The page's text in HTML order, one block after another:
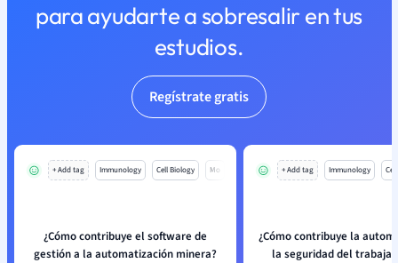
para ayudarte a sobresalir en tus
estudios.
Regístrate gratis
+ Add tag Immunology Cell Biology Mo
¿Cómo contribuye el software de
gestión a la automatización minera?
+ Add tag Immunology
¿Cómo contribuye la
la seguridad del